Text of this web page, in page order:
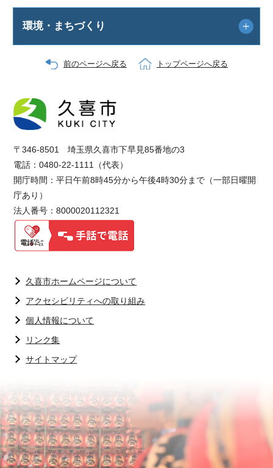
環境・まちづくり
前のページへ戻る トップページへ戻る
〒346-8501 埼玉県久喜市下早見85番地の3
電話：0480-22-1111（代表）
開庁時間：平日午前8時45分から午後4時30分まで（一部日曜開
庁あり）
法人番号：8000020112321
久喜市ホームページについて
アクセシビリティへの取り組み
個人情報について
リンク集
サイトマップ